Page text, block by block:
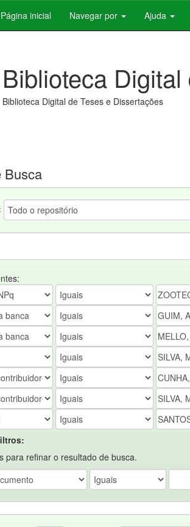
inicial Navegar por Ajuda
Biblioteca
Biblioteca Digital de Teses e Dissertações
Busca
para refinar o resultado de busca.